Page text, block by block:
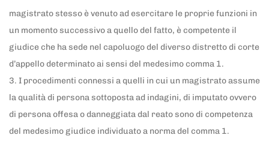
magistrato stesso è venuto ad esercitare le proprie funzioni in
un momento successivo a quello del fatto, è competente il
giudice che ha sede nel capoluogo del diverso distretto di corte
d’appello determinato ai sensi del medesimo comma 1.
3. I procedimenti connessi a quelli in cui un magistrato assume
la qualità di persona sottoposta ad indagini, di imputato ovvero
di persona offesa o danneggiata dal reato sono di competenza
del medesimo giudice individuato a norma del comma 1.